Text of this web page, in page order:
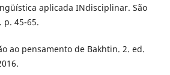
aplicada INdisciplinar. São
p. 45-65.
ao pensamento de Bakhtin. 2. ed.